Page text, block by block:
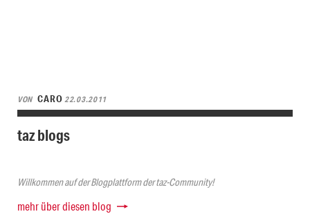
VON CARO22.03.2011
taz blogs
Willkommen auf der Blogplattform der taz-Community!
mehr über diesen blog